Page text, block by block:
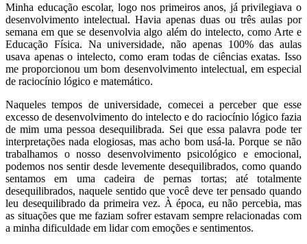
Minha educação escolar, logo nos primeiros anos, já privilegiava o
desenvolvimento intelectual. Havia apenas duas ou três aulas por
semana em que se desenvolvia algo além do intelecto, como Arte e
Educação Física. Na universidade, não apenas 100% das aulas
usava apenas o intelecto, como eram todas de ciências exatas. Isso
me proporcionou um bom desenvolvimento intelectual, em especial
de raciocínio lógico e matemático.
Naqueles tempos de universidade, comecei a perceber que esse
excesso de desenvolvimento do intelecto e do raciocínio lógico fazia
de mim uma pessoa desequilibrada. Sei que essa palavra pode ter
interpretações nada elogiosas, mas acho bom usá-la. Porque se não
trabalhamos o nosso desenvolvimento psicológico e emocional,
podemos nos sentir desde levemente desequilibrados, como quando
sentamos em uma cadeira de pernas tortas; até totalmente
desequilibrados, naquele sentido que você deve ter pensado quando
leu desequilibrado da primeira vez. À época, eu não percebia, mas
as situações que me faziam sofrer estavam sempre relacionadas com
a minha dificuldade em lidar com emoções e sentimentos.